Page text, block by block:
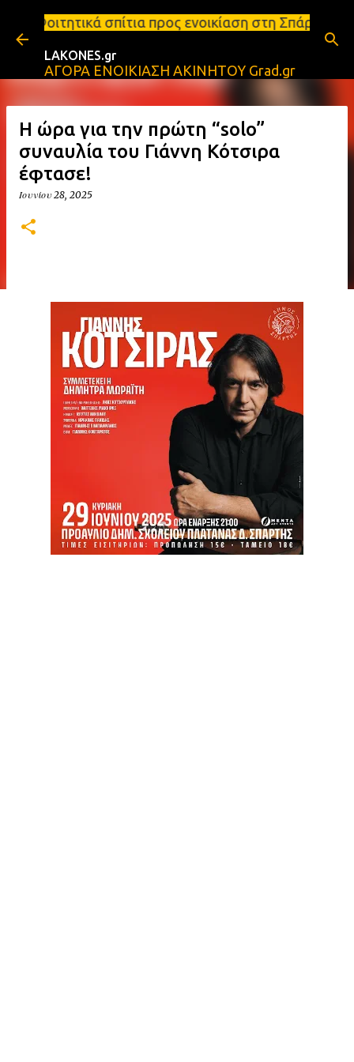
Μετάβαση στο κύριο περιεχόμενο
προς ενοικίαση στη Σπάρτη Ενοικιάσεις
LAKONES.gr
ΑΓΟΡΑ ΕΝΟΙΚΙΑΣΗ ΑΚΙΝΗΤΟΥ Grad.gr
Η ώρα για την πρώτη “solo”
συναυλία του Γιάννη Κότσιρα
έφτασε!
Ιουνίου 28, 2025